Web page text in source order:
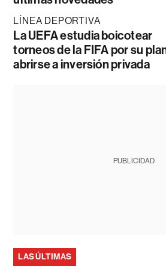
LÍNEA DEPORTIVA
La UEFA estudia boicotear
torneos de la FIFA por su
abrirse a inversión privada
PUBLICIDAD
LAS ÚLTIMAS